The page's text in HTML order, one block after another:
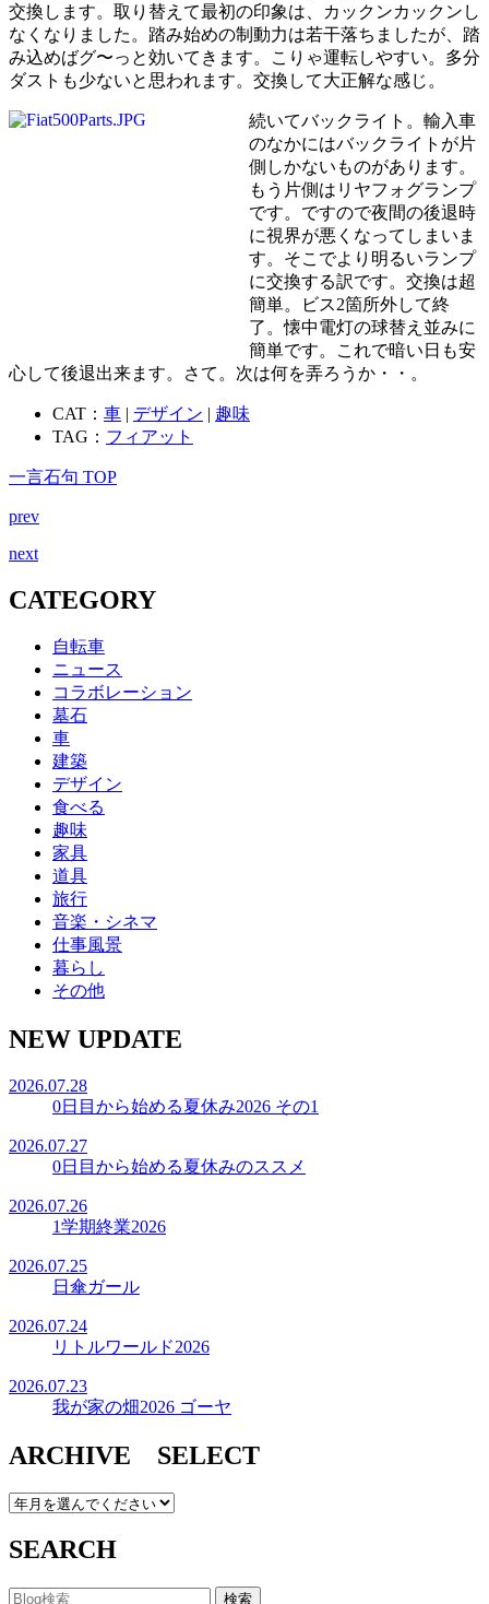
交換します。取り替えて最初の印象は、カックンカックンし
なくなりました。踏み始めの制動力は若干落ちましたが、踏
み込めばグ〜っと効いてきます。こりゃ運転しやすい。多分
ダストも少ないと思われます。交換して大正解な感じ。
続いてバックライト。輸入車
のなかにはバックライトが片
側しかないものがあります。
もう片側はリヤフォグランプ
です。ですので夜間の後退時
に視界が悪くなってしまいま
す。そこでより明るいランプ
に交換する訳です。交換は超
簡単。ビス2箇所外して終
了。懐中電灯の球替え並みに
簡単です。これで暗い日も安
心して後退出来ます。さて。次は何を弄ろうか・・。
CAT： 車 | デザイン | 趣味
TAG： フィアット
一言石句 TOP
prev
next
CATEGORY
自転車
ニュース
コラボレーション
墓石
車
建築
デザイン
食べる
趣味
家具
道具
旅行
音楽・シネマ
仕事風景
暮らし
その他
NEW UPDATE
2026.07.28
0日目から始める夏休み2026 その1
2026.07.27
0日目から始める夏休みのススメ
2026.07.26
1学期終業2026
2026.07.25
日傘ガール
2026.07.24
リトルワールド2026
2026.07.23
我が家の畑2026 ゴーヤ
ARCHIVE SELECT
SEARCH